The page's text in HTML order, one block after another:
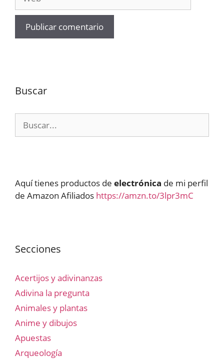
Buscar
Aquí tienes productos de electrónica de mi perfil
de Amazon Afiliados https://amzn.to/3lpr3mC
Secciones
Acertijos y adivinanzas
Adivina la pregunta
Animales y plantas
Anime y dibujos
Apuestas
Arqueología